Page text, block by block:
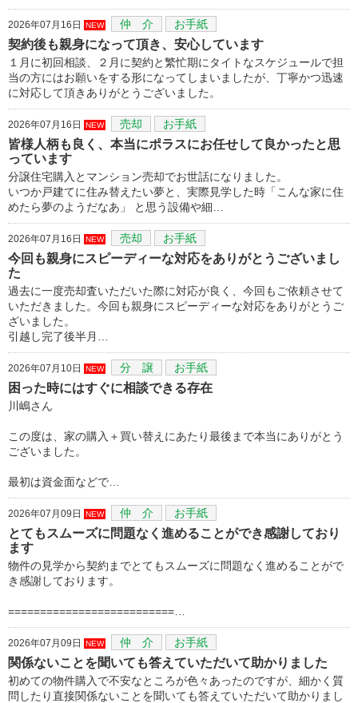
2026年07月16日 NEW 仲 介 お手紙
契約後も親身になって頂き、安心しています
１月に初回相談、２月に契約と繁忙期にタイトなスケジュールで担
当の方にはお願いをする形になってしまいましたが、丁寧かつ迅速
に対応して頂きありがとうございました。
2026年07月16日 NEW 売却 お手紙
皆様人柄も良く、本当にポラスにお任せして良かったと思
っています
分譲住宅購入とマンション売却でお世話になりました。
いつか戸建てに住み替えたい夢と、実際見学した時「こんな家に住
めたら夢のようだなあ」 と思う設備や細…
2026年07月16日 NEW 売却 お手紙
今回も親身にスピーディーな対応をありがとうございまし
た
過去に一度売却査いただいた際に対応が良く、今回もご依頼させて
いただきました。今回も親身にスピーディーな対応をありがとうご
ざいました。
引越し完了後半月…
2026年07月10日 NEW 分 譲 お手紙
困った時にはすぐに相談できる存在
川嶋さん
この度は、家の購入＋買い替えにあたり最後まで本当にありがとう
ございました。
最初は資金面などで…
2026年07月09日 NEW 仲 介 お手紙
とてもスムーズに問題なく進めることができ感謝しており
ます
物件の見学から契約までとてもスムーズに問題なく進めることがで
き感謝しております。
==========================…
2026年07月09日 NEW 仲 介 お手紙
関係ないことを聞いても答えていただいて助かりました
初めての物件購入で不安なところが色々あったのですが、細かく質
問したり直接関係ないことを聞いても答えていただいて助かりまし